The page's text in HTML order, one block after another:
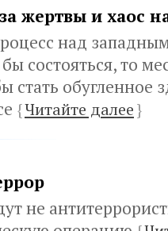
жертвы и хаос
над
состояться, то
стать обугленное
{Читайте далее}
не